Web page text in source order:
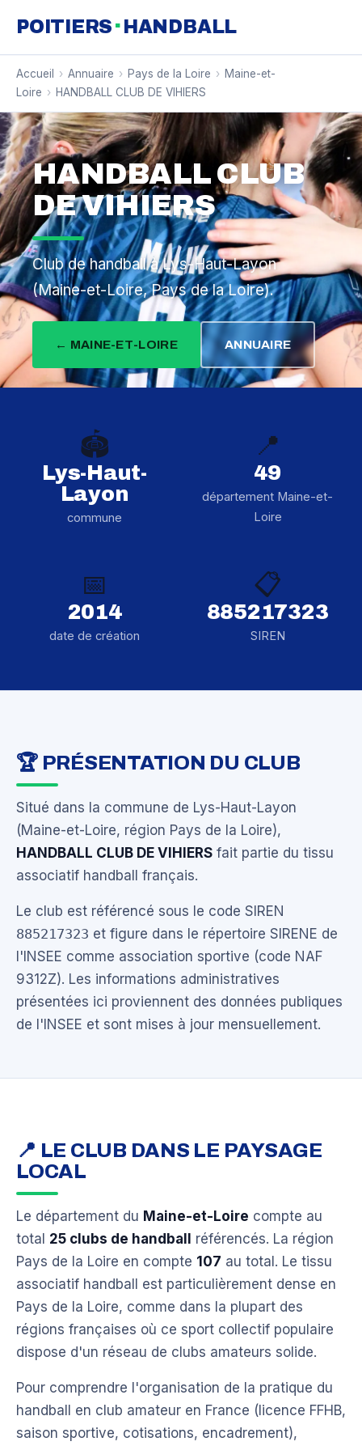
POITIERS · HANDBALL
Accueil › Annuaire › Pays de la Loire › Maine-et-
Loire › HANDBALL CLUB DE VIHIERS
HANDBALL CLUB
DE VIHIERS
Club de handball à Lys-Haut-Layon
(Maine-et-Loire, Pays de la Loire).
← MAINE-ET-LOIRE ANNUAIRE
🏟️
Lys-Haut-
Layon
commune
📍
49
département Maine-et-
Loire
📅
2014
date de création
📋
885217323
SIREN
🏆 PRÉSENTATION DU CLUB
Situé dans la commune de Lys-Haut-Layon
(Maine-et-Loire, région Pays de la Loire),
HANDBALL CLUB DE VIHIERS fait partie du tissu
associatif handball français.
Le club est référencé sous le code SIREN
885217323 et figure dans le répertoire SIRENE de
l'INSEE comme association sportive (code NAF
9312Z). Les informations administratives
présentées ici proviennent des données publiques
de l'INSEE et sont mises à jour mensuellement.
📍 LE CLUB DANS LE PAYSAGE
LOCAL
Le département du Maine-et-Loire compte au
total 25 clubs de handball
référencés. La région
Pays de la Loire en compte 107 au total. Le tissu
associatif handball est particulièrement dense en
Pays de la Loire, comme dans la plupart des
régions françaises où ce sport collectif populaire
dispose d'un réseau de clubs amateurs solide.
Pour comprendre l'organisation de la pratique du
handball en club amateur en France (licence FFHB,
saison sportive, cotisations, encadrement),